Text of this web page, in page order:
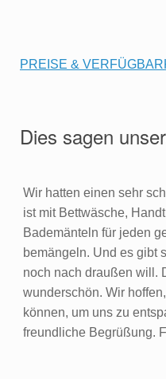
PREISE &
Dies sagen
Wir hatten einen sehr
ist mit Bettwäsche,
Bademänteln für jeden
bemängeln. Und es gibt
noch nach draußen will.
wunderschön. Wir
können, um uns zu
freundliche Begrüßung.